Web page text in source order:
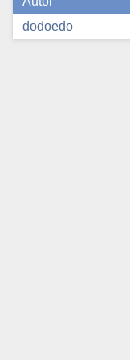
dodoedo